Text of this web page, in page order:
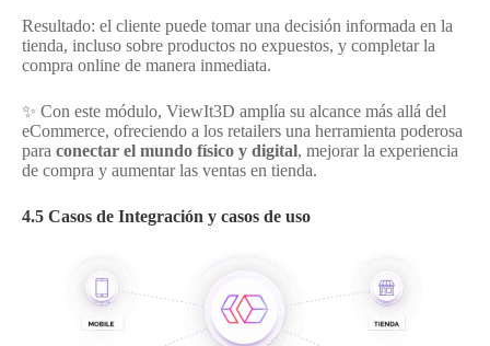
Resultado: el cliente puede tomar una decisión informada en la
tienda, incluso sobre productos no expuestos, y completar la
compra online de manera inmediata.
✨ Con este módulo, ViewIt3D amplía su alcance más allá del
eCommerce, ofreciendo a los retailers una herramienta poderosa
para conectar el mundo físico y digital, mejorar la experiencia
de compra y aumentar las ventas en tienda.
4.5 Casos de Integración y casos de uso